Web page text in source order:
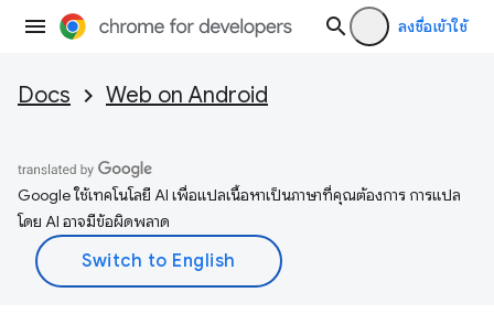
ลงชื่อเข้าใช้
Docs Web on Android
Google ใช้เทคโนโลยี AI เพื่อแปลเนื้อหาเป็นภาษาที่คุณต้องการ การแปล
โดย AI อาจมีข้อผิดพลาด